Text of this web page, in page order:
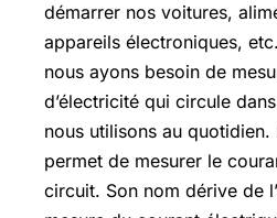
démarrer nos voitures,
appareils électroniques,
nous ayons besoin de
d’électricité qui circule
nous utilisons au quotidien.
permet de mesurer le
circuit. Son nom dérive de